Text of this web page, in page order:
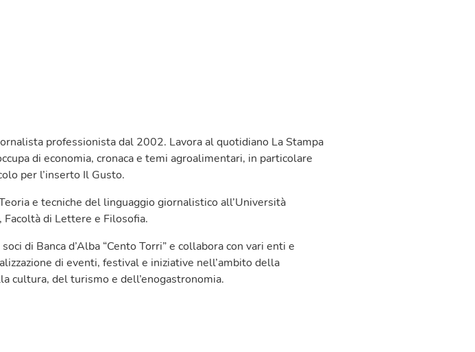
professionista dal 2002. Lavora al quotidiano La Stampa
di economia, cronaca e temi agroalimentari, in particolare
per l’inserto Il Gusto.
e tecniche del linguaggio giornalistico all’Università
Facoltà di Lettere e Filosofia.
di Banca d’Alba “Cento Torri” e collabora con vari enti e
di eventi, festival e iniziative nell’ambito della
cultura, del turismo e dell’enogastronomia.